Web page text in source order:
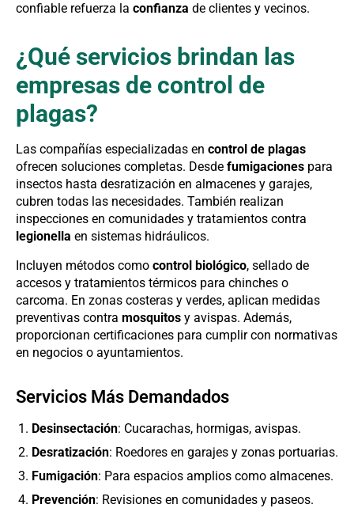
confiable refuerza la confianza de clientes y vecinos.
¿Qué servicios brindan las
empresas de control de
plagas?
Las compañías especializadas en control de plagas
ofrecen soluciones completas. Desde fumigaciones para
insectos hasta desratización en almacenes y garajes,
cubren todas las necesidades. También realizan
inspecciones en comunidades y tratamientos contra
legionella en sistemas hidráulicos.
Incluyen métodos como control biológico, sellado de
accesos y tratamientos térmicos para chinches o
carcoma. En zonas costeras y verdes, aplican medidas
preventivas contra mosquitos y avispas. Además,
proporcionan certificaciones para cumplir con normativas
en negocios o ayuntamientos.
Servicios Más Demandados
Desinsectación: Cucarachas, hormigas, avispas.
Desratización: Roedores en garajes y zonas portuarias.
Fumigación: Para espacios amplios como almacenes.
Prevención: Revisiones en comunidades y paseos.